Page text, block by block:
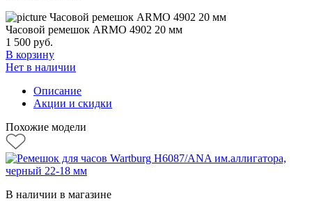
Часовой ремешок ARMO 4902 20 мм
1 500 руб.
В корзину
Нет в наличии
Описание
Акции и скидки
Похожие модели
В наличии в магазине